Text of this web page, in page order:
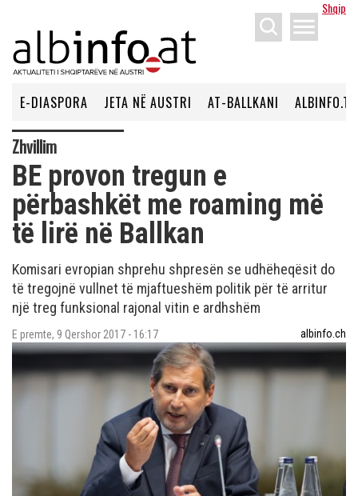
Shqip
menu
E-DIASPORA JETA NË AUSTRI AT-BALLKANI ALBINFO.TV
Zhvillim
BE provon tregun e
përbashkët me roaming më
të lirë në Ballkan
Komisari evropian shprehu shpresën se udhëheqësit do
të tregojnë vullnet të mjaftueshëm politik për të arritur
një treg funksional rajonal vitin e ardhshëm
E premte, 9 Qershor 2017 - 16:17 albinfo.ch